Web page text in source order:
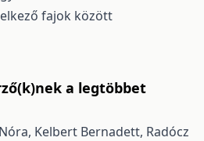
fajok között
a legtöbbet
Kelbert Bernadett, Radócz